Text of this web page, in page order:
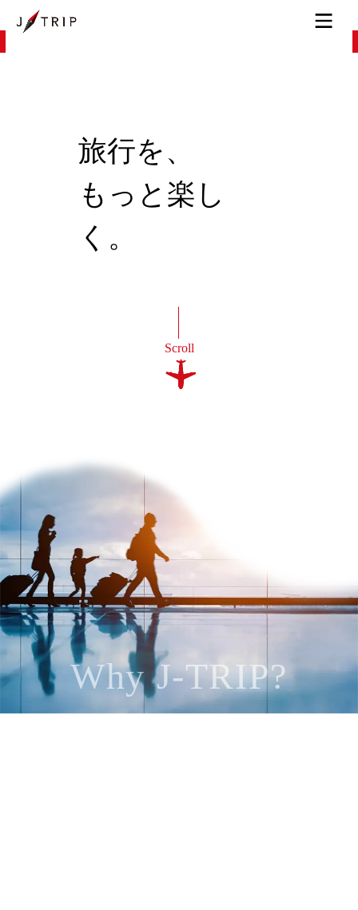
旅行を、
もっと楽し
く。
Scroll
Why J-TRIP?